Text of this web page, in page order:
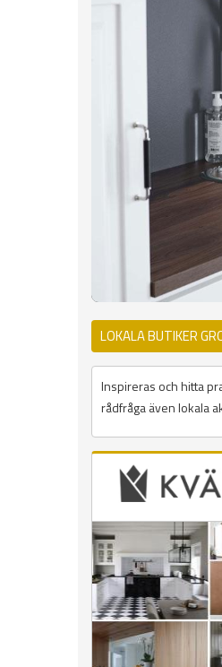
LOKALA BUTIKER
Inspireras och hitta
rådfråga även lokala